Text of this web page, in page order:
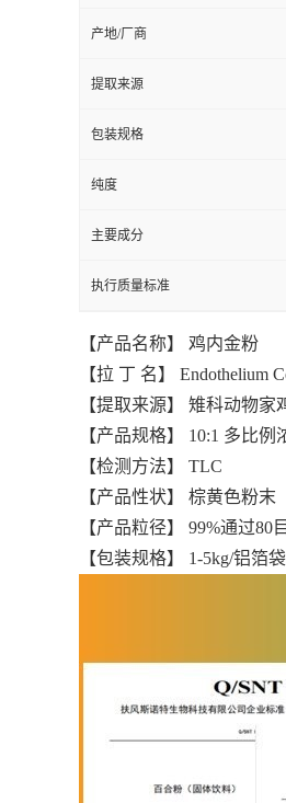
产地/厂商
提取来源
包装规格
纯度
主要成分
执行质量标准
【产品名称】 鸡内金粉
【拉 丁 名】 Endothelium
【提取来源】 雉科动物家
【产品规格】 10:1 多比例
【检测方法】 TLC
【产品性状】 棕黄色粉末
【产品粒径】 99%通过80目
【包装规格】 1-5kg/铝箔